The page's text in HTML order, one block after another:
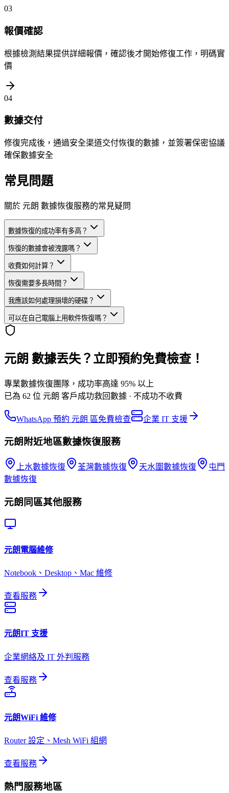
03
報價確認
根據檢測結果提供詳細報價，確認後才開始修復工作，明碼實
價
04
數據交付
修復完成後，通過安全渠道交付恢復的數據，並簽署保密協議
確保數據安全
常見問題
關於 元朗 數據恢復服務的常見疑問
數據恢復的成功率有多高？
恢復的數據會被洩露嗎？
收費如何計算？
恢復需要多長時間？
我應該如何處理損壞的硬碟？
可以在自己電腦上用軟件恢復嗎？
元朗 數據丟失？立即預約免費檢查！
專業數據恢復團隊，成功率高達 95% 以上
已為 62 位 元朗 客戶成功救回數據 · 不成功不收費
WhatsApp 預約 元朗 區免費檢查 企業 IT 支援
元朗 附近地區數據恢復服務
上水數據恢復 荃灣數據恢復 天水圍數據恢復
屯門
數據恢復
元朗 同區其他服務
元朗電腦維修
Notebook、Desktop、Mac 維修
查看服務
元朗IT 支援
企業網絡及 IT 外判服務
查看服務
元朗WiFi 維修
Router 設定、Mesh WiFi 組網
查看服務
熱門服務地區